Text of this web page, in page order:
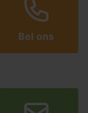
Bel ons